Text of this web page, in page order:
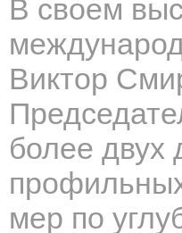
В своем
Виктор
более двух
мер по